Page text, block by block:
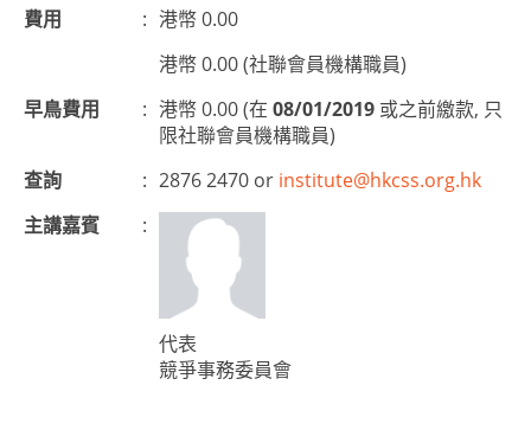
費用
: 港幣 0.00
港幣 0.00 (社聯會員機構職員)
早鳥費用
: 港幣 0.00 (在 08/01/2019 或之前繳款, 只
限社聯會員機構職員)
查詢
: 2876 2470 or institute@hkcss.org.hk
主講嘉賓
:
代表
競爭事務委員會